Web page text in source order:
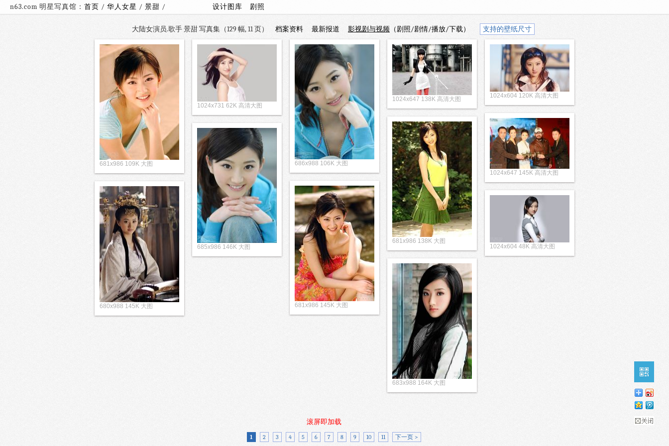
n63.com 明星写真馆： 首页 / 华人女星 / 景甜 / 设计图库 剧照
大陆女演员.歌手 景甜 写真集（129 幅, 11 页） 档案资料 最新报道 影视剧与视频 （剧照/剧情/播放/下载） 支持的壁纸尺寸
681x986 109K 大图
1024x731 62K 高清大图
686x988 106K 大图
1024x647 138K 高清大图 1024x604 120K 高清大图
1024x647 145K 高清大图
681x986 138K 大图
685x986 146K 大图
681x986 145K 大图
680x988 145K 大图
1024x604 48K 高清大图
683x988 164K 大图
滚屏即加载
1 2 3 4 5 6 7 8 9 10 11 下一页 >